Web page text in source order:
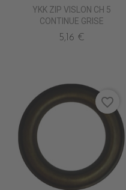
YKK ZIP VISLON CH 5
CONTINUE GRISE
5,16 €
favorite_border